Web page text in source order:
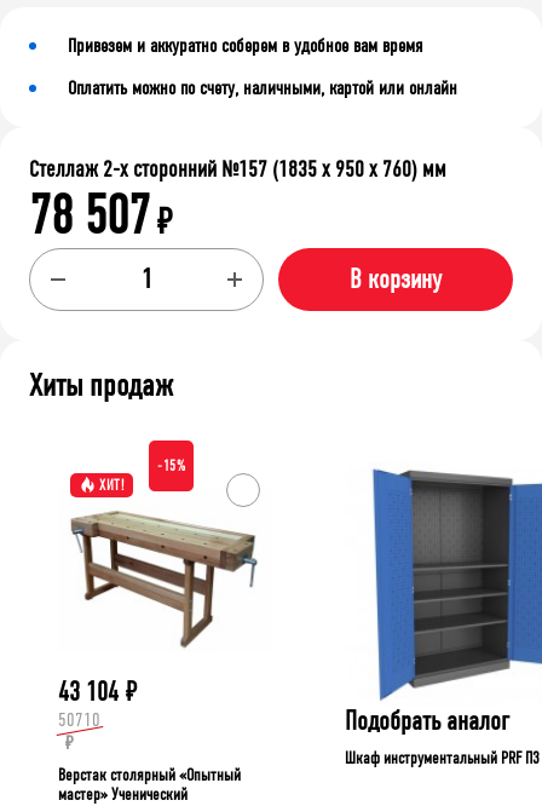
Привезем и аккуратно соберем в удобное вам время
Оплатить можно по счету, наличными, картой или онлайн
Стеллаж 2-х сторонний №157 (1835 х 950 х 760) мм
78 507₽
В корзину
Хиты продаж
ХИТ!
-15%
43 104 ₽
50710
₽
Верстак столярный «Опытный
мастер» Ученический
Подобрать аналог
Шкаф инструментальный PRF П3